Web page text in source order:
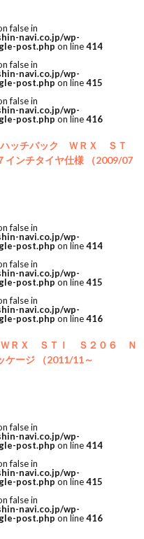
false in
navi.co.jp/wp-
post.php on line414
false in
navi.co.jp/wp-
post.php on line415
false in
navi.co.jp/wp-
post.php on line416
ハッチバック ＷＲＸ ＳＴ
ンチタイヤ仕様 （2009/07
false in
navi.co.jp/wp-
post.php on line414
false in
navi.co.jp/wp-
post.php on line415
false in
navi.co.jp/wp-
post.php on line416
ＷＲＸ ＳＴＩ Ｓ２０６ Ｎ
ージ （2011/11～
false in
navi.co.jp/wp-
post.php on line414
false in
navi.co.jp/wp-
post.php on line415
false in
navi.co.jp/wp-
post.php on line416